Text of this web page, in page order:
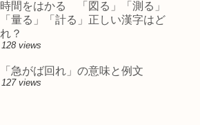
時間をはかる 「図る」「測る」
「量る」「計る」正しい漢字はど
れ？
128 views
「急がば回れ」の意味と例文
127 views